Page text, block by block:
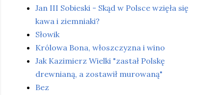
Jan III Sobieski - Skąd w Polsce wzięła się
kawa i ziemniaki?
Słowik
Królowa Bona, włoszczyzna i wino
Jak Kazimierz Wielki "zastał Polskę
drewnianą, a zostawił murowaną"
Bez